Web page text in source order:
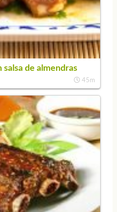
salsa de almendras
45m